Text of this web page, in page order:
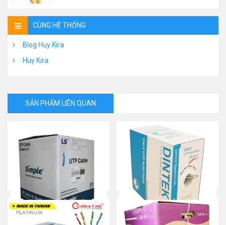
CÙNG HỆ THỐNG
Blog Huy Kira
Huy Kira
SẢN PHẨM LIÊN QUAN